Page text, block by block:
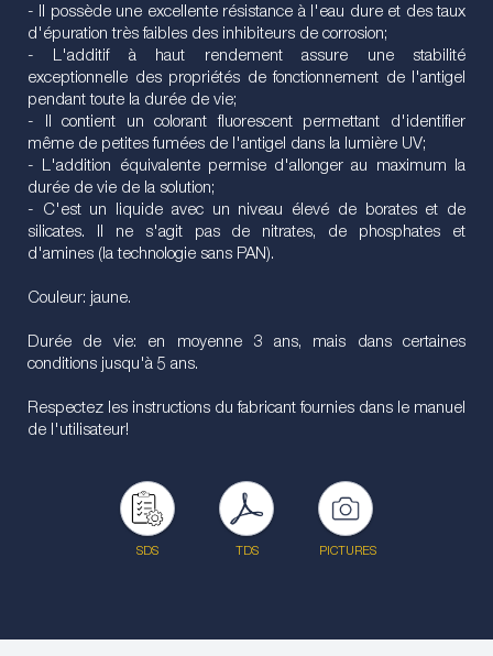
- Il possède une excellente résistance à l'eau dure et des taux
d'épuration très faibles des inhibiteurs de corrosion;
- L'additif à haut rendement assure une stabilité
exceptionnelle des propriétés de fonctionnement de l'antigel
pendant toute la durée de vie;
- Il contient un colorant fluorescent permettant d'identifier
même de petites fumées de l'antigel dans la lumière UV;
- L'addition équivalente permise d'allonger au maximum la
durée de vie de la solution;
- C'est un liquide avec un niveau élevé de borates et de
silicates. Il ne s'agit pas de nitrates, de phosphates et
d'amines (la technologie sans PAN).
Couleur: jaune.
Durée de vie: en moyenne 3 ans, mais dans certaines
conditions jusqu'à 5 ans.
Respectez les instructions du fabricant fournies dans le manuel
de l'utilisateur!
SDS TDS PICTURES